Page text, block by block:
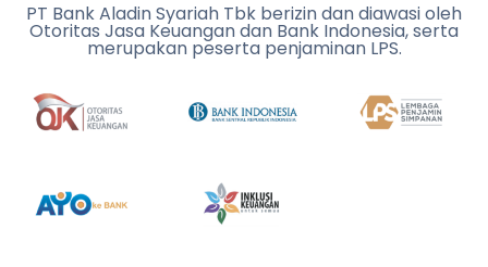
PT Bank Aladin Syariah Tbk berizin dan diawasi oleh
Otoritas Jasa Keuangan dan Bank Indonesia, serta
merupakan peserta penjaminan LPS.